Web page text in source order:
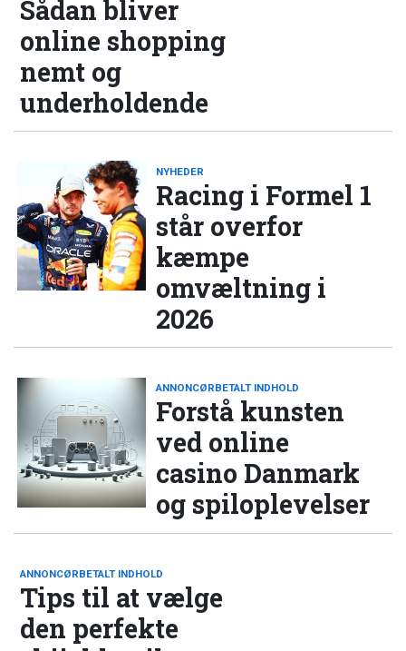
Sådan bliver
online shopping
nemt og
underholdende
NYHEDER
Racing i Formel 1
står overfor
kæmpe
omvæltning i
2026
ANNONCØRBETALT INDHOLD
Forstå kunsten
ved online
casino Danmark
og spiloplevelser
ANNONCØRBETALT INDHOLD
Tips til at vælge
den perfekte